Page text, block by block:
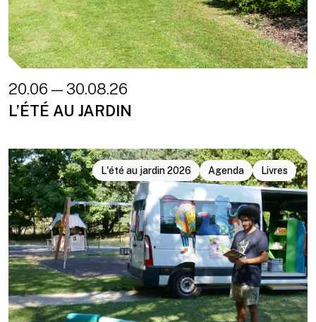
20.06 — 30.08.26
L’ÉTÉ AU JARDIN
L'été au jardin 2026 Agenda Livres